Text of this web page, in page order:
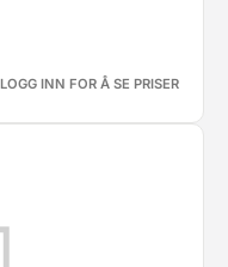
LOGG INN FOR Å SE PRISER